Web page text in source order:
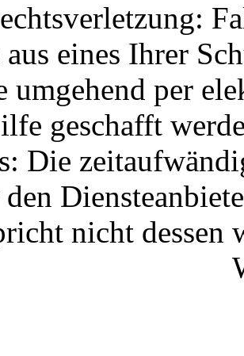
aus eines Ihrer
umgehend per
geschafft
Die
nicht